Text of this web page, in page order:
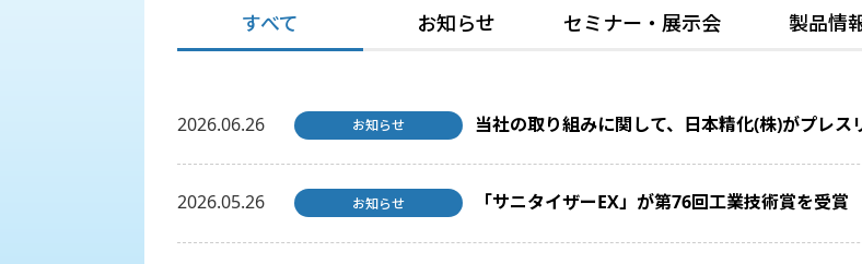
すべて お知らせ セミナー・展示会 製品情
2026.06.26 お知らせ 当社の取り組みに関して、日本精化(株)がプレス
2026.05.26 お知らせ 「サニタイザーEX」が第76回工業技術賞を受賞